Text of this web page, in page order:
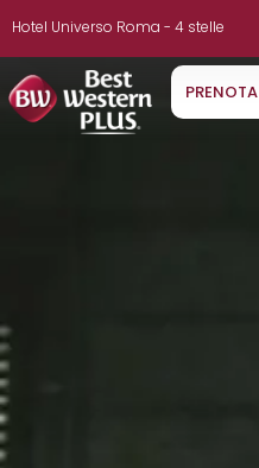
Hotel Universo Roma - 4 stelle
PRENOTA